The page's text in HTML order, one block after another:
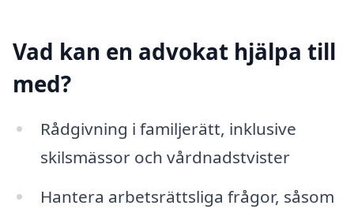
Vad kan en advokat hjälpa till
med?
Rådgivning i familjerätt, inklusive
skilsmässor och vårdnadstvister
Hantera arbetsrättsliga frågor, såsom